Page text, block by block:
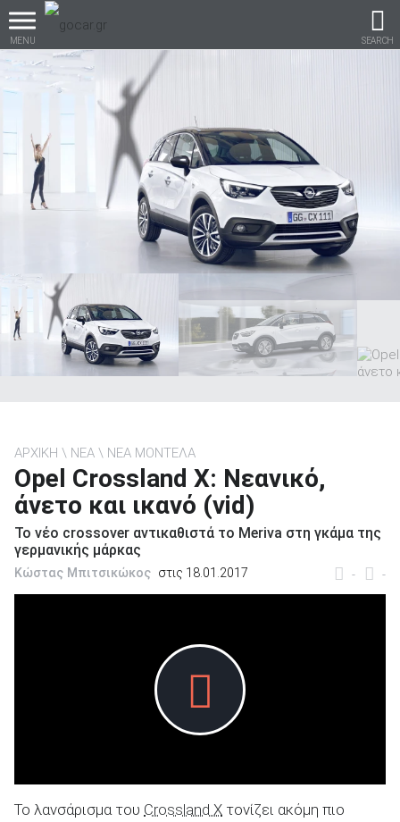
MENU SEARCH
Βρες τα πάντα για το
αυτοκίνητο!
βρες το!
Καινούρια
ΑΝΑΖΗΤΗΣΗ
Μεταχειρισμένα
ΑΡΧΙΚΗ ΝΕΑ ΝΕΑ ΜΟΝΤΕΛΑ
Opel Crossland X: Νεανικό,
άνετο και ικανό (vid)
Το νέο crossover αντικαθιστά το Meriva στη γκάμα της
γερμανικής μάρκας
- -
Κώστας Μπιτσικώκος στις 18.01.2017
Το λανσάρισμα του Crossland X τονίζει ακόμη πιο